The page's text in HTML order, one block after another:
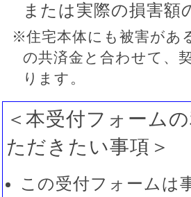
または実際の損害
※住宅本体にも被害があ
の共済金と合わせて、
ります。
＜本受付フォーム
ただきたい事項＞
この受付フォームは